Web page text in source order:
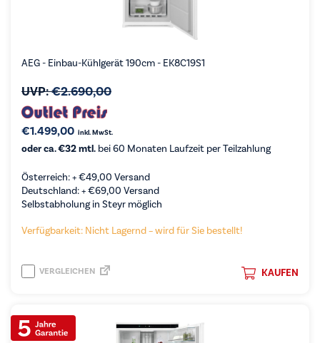
AEG - Einbau-Kühlgerät 190cm - EK8C19S1
UVP:€2.690,00
€1.499,00 inkl. MwSt.
oder ca. €32 mtl. bei 60 Monaten Laufzeit per Teilzahlung
Österreich: +€49,00 Versand
Deutschland: +€69,00 Versand
Selbstabholung in Steyr möglich
Verfügbarkeit: Nicht Lagernd – wird für Sie bestellt!
KAUFEN
VERGLEICHEN